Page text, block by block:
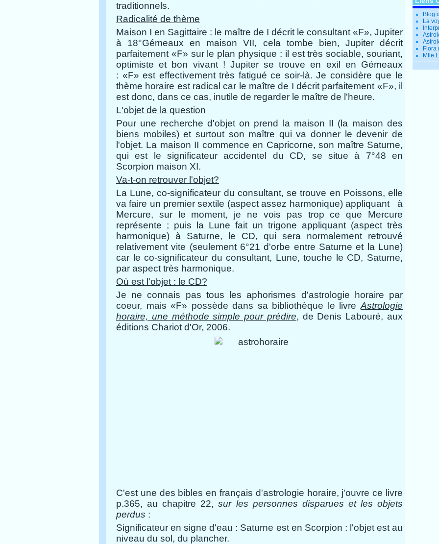
traditionnels.
Radicalité de thème
Maison I en Sagittaire : le maître de I décrit le consultant «F», Jupiter
à 18°Gémeaux en maison VII, cela tombe bien, Jupiter décrit
parfaitement «F» sur le plan physique : il est très sociable, souriant,
optimiste et bon vivant ! Jupiter se trouve en exil en Gémeaux
: «F»est effectivement très fatigué ce soir-là. Je considère que le
thème horaire est radical car le maître de I décrit parfaitement «F», il
est donc, dans ce cas, inutile de regarder le maître de l'heure.
L'objet de la question
Pour une recherche d'objet on prend la maison II (la maison des
biens mobiles) et surtout son maître qui va donner le devenir de
l'objet. La maison II commence en Capricorne, son maître Saturne,
qui est le significateur accidentel du CD, se situe à 7°48 en
Scorpion maison XI.
Va-t-on retrouver l'objet?
La Lune, co-significateur du consultant, se trouve en Poissons, elle
va faire un premier sextile (aspect assez harmonique) appliquant
à
Mercure, sur le moment, je ne vois pas trop ce que Mercure
représente ; puis la Lune fait un trigone appliquant (aspect très
harmonique) à Saturne, le CD, qui sera normalement retrouvé
relativement vite (seulement 6°21 d'orbe entre Saturne et la Lune)
car le co-significateur du consultant, Lune, touche le CD, Saturne,
par aspect très harmonique.
Où est l'objet : le CD?
Je ne connais pas tous les aphorismes d'astrologie horaire par
coeur, mais «F» possède dans sa bibliothèque le livre Astrologie
horaire, une méthode simple pour prédire, de Denis Labouré, aux
éditions Chariot d'Or, 2006.
C'est une des bibles en français d'astrologie horaire, j'ouvre ce livre
p.365, au chapitre 22,sur les personnes disparues et les objets
perdus :
Significateur en signe d'eau : Saturne est en Scorpion : l'objet est au
niveau du sol, du plancher.
Blog
La
Flora
Mlle